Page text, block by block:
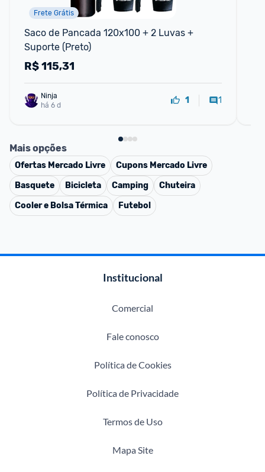
Frete Grátis
Saco de Pancada 120x100 + 2 Luvas +
Suporte (Preto)
R$115,31
há 6 d
1 1
Mais opções
Ofertas Mercado Livre Cupons Mercado Livre
Basquete
Bicicleta Camping
Chuteira
Cooler e Bolsa Térmica
Futebol
Institucional
Comercial
Fale conosco
Política de Cookies
Política de Privacidade
Termos de Uso
Mapa Site